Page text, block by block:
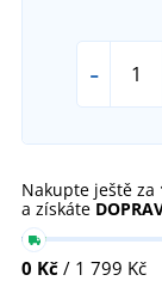
-
Nakupte ještě za
a získáte
0 Kč / 1 799 Kč